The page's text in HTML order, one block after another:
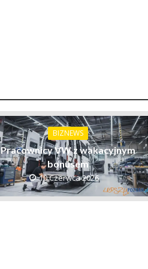
BIZNEWS
Pracownicy VW z wakacyjnym
bonusem
10 Czerwca 2026